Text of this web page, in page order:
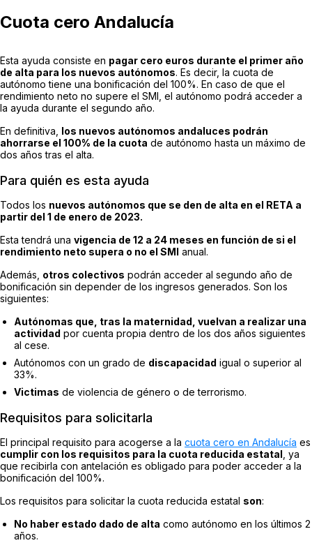
Cuota cero Andalucía
Esta ayuda consiste en pagar cero euros durante el primer año
de alta para los nuevos autónomos. Es decir, la cuota de
autónomo tiene una bonificación del 100%. En caso de que el
rendimiento neto no supere el SMI, el autónomo podrá acceder a
la ayuda durante el segundo año.
En definitiva, los nuevos autónomos andaluces podrán
ahorrarse el 100% de la cuota de autónomo hasta un máximo de
dos años tras el alta.
Para quién es esta ayuda
Todos los nuevos autónomos que se den de alta en el RETA a
partir del 1 de enero de 2023.
Esta tendrá una vigencia de 12 a 24 meses en función de si el
rendimiento neto supera o no el SMI anual.
Además, otros colectivos podrán acceder al segundo año de
bonificación sin depender de los ingresos generados. Son los
siguientes:
Autónomas que, tras la maternidad, vuelvan a realizar una
actividad por cuenta propia dentro de los dos años siguientes
al cese.
Autónomos con un grado de discapacidad igual o superior al
33%.
Victimas de violencia de género o de terrorismo.
Requisitos para solicitarla
El principal requisito para acogerse a la cuota cero en Andalucía es
cumplir con los requisitos para la cuota reducida estatal , ya
que recibirla con antelación es obligado para poder acceder a la
bonificación del 100%.
Los requisitos para solicitar la cuota reducida estatal son:
No haber estado dado de alta como autónomo en los últimos 2
años.